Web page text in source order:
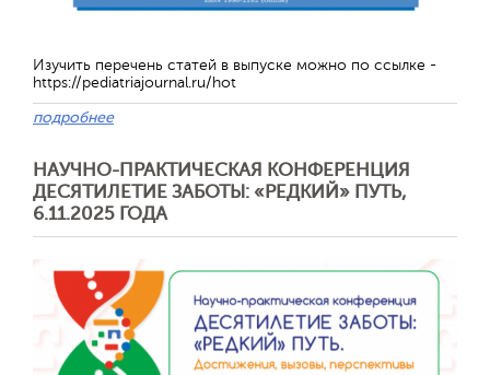
Изучить перечень статей в выпуске можно по ссылке -
https://pediatriajournal.ru/hot
подробнее
НАУЧНО-ПРАКТИЧЕСКАЯ КОНФЕРЕНЦИЯ
ДЕСЯТИЛЕТИЕ ЗАБОТЫ: «РЕДКИЙ» ПУТЬ,
6.11.2025 ГОДА